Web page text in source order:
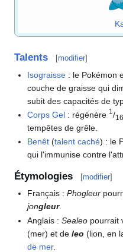
Talents [modifier]
Isograisse : le Pokémon
couche de graisse qui
subit des capacités de
Corps Gel : régénère 1 /16
tempêtes de grêle.
Benêt (talent caché) : le
qui l'immunise contre
Étymologies [modifier]
Français :Phogleur
jongleur.
Anglais :Sealeo pourrait
(mer) et deleo (lion, en
de mer.